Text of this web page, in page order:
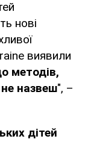
нові
виявили
методів,
не назвеш", –
дітей